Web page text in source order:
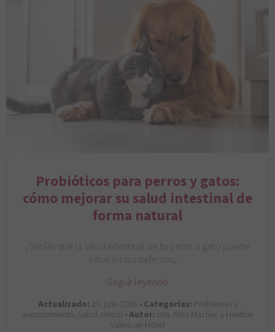
Probióticos para perros y gatos:
cómo mejorar su salud intestinal de
forma natural
¿Sabías que la salud intestinal de tu perro o gato puede
influir en sus defensas,…
Seguir leyendo
Actualizado: 23. julio 2026 •Categorías: Problemas y
asesoramiento, Salud animal •Autor: Dra. Nina Machac y Heidrun
Valencak-Hösel